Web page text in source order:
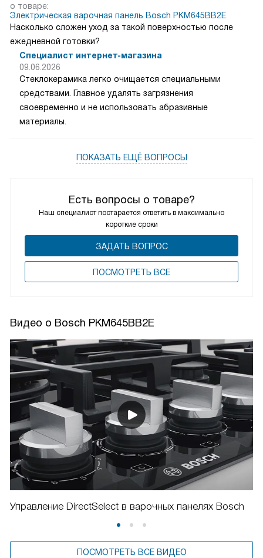
Есть вопросы о товаре?
Наш специалист постарается ответить в максимально
короткие сроки
ЗАДАТЬ ВОПРОС
ПОCМОТРЕТЬ ВСЕ
о товаре:
Электрическая варочная панель Bosch PKM645BB2E
Насколько сложен уход за такой поверхностью после
ежедневной готовки?
Специалист интернет-магазина
09.06.2026
Стеклокерамика легко очищается специальными
средствами. Главное удалять загрязнения
своевременно и не использовать абразивные
материалы.
ПОКАЗАТЬ ЕЩЁ ВОПРОСЫ
Видео о Bosch PKM645BB2E
Управление DirectSelect в варочных панелях Bosch
ПОСМОТРЕТЬ ВСЕ ВИДЕО